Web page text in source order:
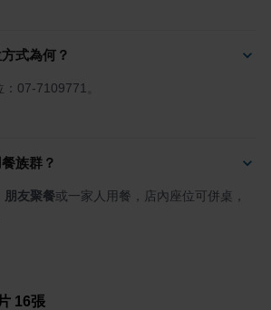
式為何？
：07-7109771。
族群？
朋友聚餐或一家人用餐，店內座位可併桌，
16張